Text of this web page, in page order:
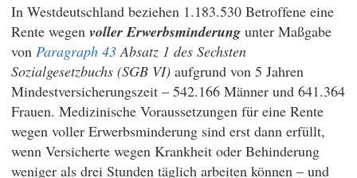
In Westdeutschland beziehen 1.183.530 Betroffene eine
Rente wegen voller Erwerbsminderung unter Maßgabe
von Paragraph 43 Absatz 1 des Sechsten
Sozialgesetzbuchs (SGB VI) aufgrund von 5 Jahren
Mindestversicherungszeit – 542.166 Männer und 641.364
Frauen. Medizinische Voraussetzungen für eine Rente
wegen voller Erwerbsminderung sind erst dann erfüllt,
wenn Versicherte wegen Krankheit oder Behinderung
weniger als drei Stunden täglich arbeiten können – und